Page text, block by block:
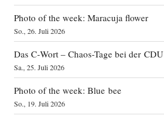
Photo of the week: Maracuja flower
So., 26. Juli 2026
Das C‑Wort – Chaos-Tage bei der CDU
Sa., 25. Juli 2026
Photo of the week: Blue bee
So., 19. Juli 2026